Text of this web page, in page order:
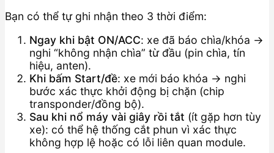
Bạn có thể tự ghi nhận theo 3 thời điểm:
Ngay khi bật ON/ACC: xe đã báo chìa/khóa →
nghi “không nhận chìa” từ đầu (pin chìa, tín
hiệu, anten).
Khi bấm Start/đề: xe mới báo khóa → nghi
bước xác thực khởi động bị chặn (chip
transponder/đồng bộ).
Sau khi nổ máy vài giây rồi tắt (ít gặp hơn tùy
xe): có thể hệ thống cắt phun vì xác thực
không hợp lệ hoặc có lỗi liên quan module.